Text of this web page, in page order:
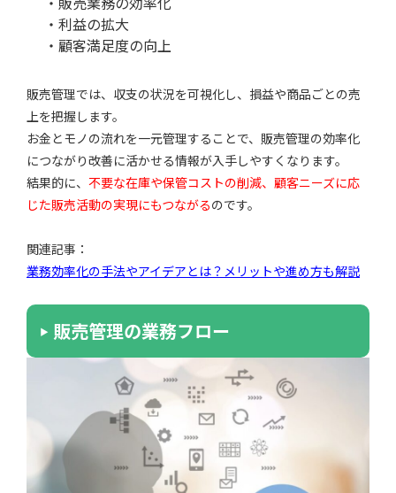
・利益の拡大
・顧客満足度の向上
販売管理では、収支の状況を可視化し、損益や商品ごとの売
上を把握します。
お金とモノの流れを一元管理することで、販売管理の効率化
につながり改善に活かせる情報が入手しやすくなります。
結果的に、 不要な在庫や保管コストの削減、顧客ニーズに応
じた販売活動の実現にもつながるのです。
関連記事：
業務効率化の手法やアイデアとは？メリットや進め方も解説
販売管理の業務フロー